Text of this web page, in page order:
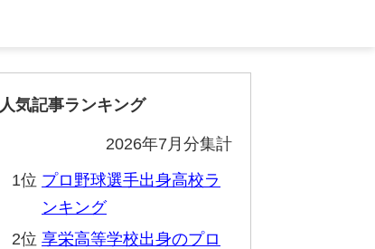
人気記事ランキング
2026年7月分集計
1位 プロ野球選手出身高校ラ
ンキング
2位 享栄高等学校出身のプロ